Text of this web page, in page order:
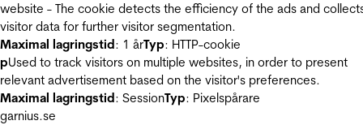
website - The cookie detects the efficiency of the ads and
visitor data for further visitor segmentation.
Maximal lagringstid: 1 årTyp: HTTP-cookie
pUsed to track visitors on multiple websites, in order to present
relevant advertisement based on the visitor's preferences.
Maximal lagringstid: SessionTyp: Pixelspårare
garnius.se